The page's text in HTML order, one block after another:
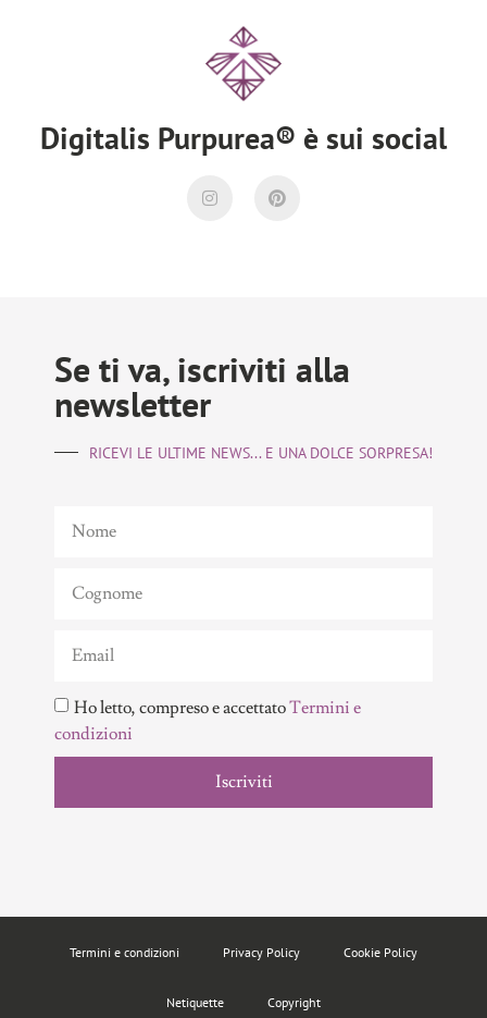
Digitalis Purpurea® è sui social
Se ti va, iscriviti alla
newsletter
RICEVI LE ULTIME NEWS... E UNA DOLCE SORPRESA!
Ho letto, compreso e accettatoTermini e
condizioni
Iscriviti
Termini e condizioni Privacy Policy Cookie Policy
Netiquette Copyright